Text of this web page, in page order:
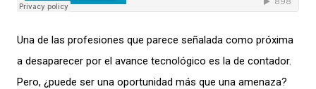
Una de las profesiones que parece señalada como próxima
a desaparecer por el avance tecnológico es la de contador.
Pero, ¿puede ser una oportunidad más que una amenaza?